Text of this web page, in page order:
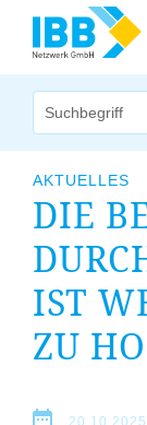
Cluster
AKTUELLES
DIE
IST
ZU